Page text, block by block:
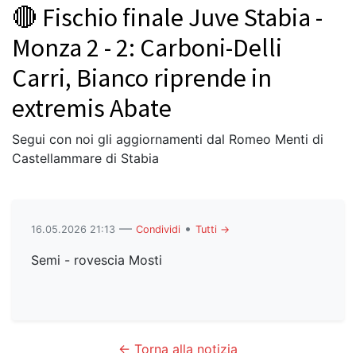
🔴 Fischio finale Juve Stabia -
Monza 2 - 2: Carboni-Delli
Carri, Bianco riprende in
extremis Abate
Segui con noi gli aggiornamenti dal Romeo Menti di
Castellammare di Stabia
16.05.2026 21:13 — Condividi • Tutti →
Semi - rovescia Mosti
← Torna alla notizia